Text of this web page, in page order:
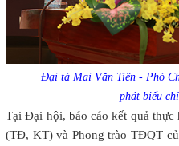
Đại tá Mai Văn Tiến - Phó
phát biểu
Tại Đại hội, báo cáo kết quả thực
(TĐ, KT) và Phong trào TĐQT